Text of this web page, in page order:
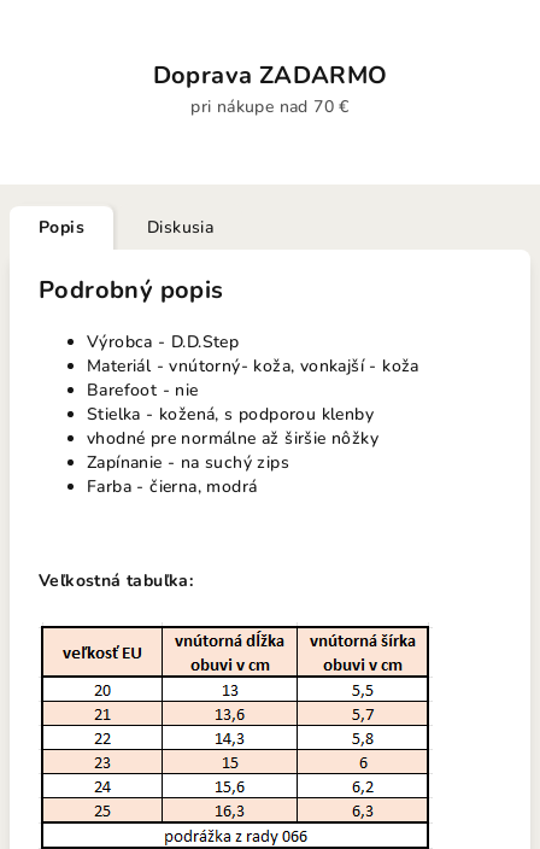
Doprava ZADARMO
pri nákupe nad 70 €
Popis Diskusia
Podrobný popis
Výrobca - D.D.Step
Materiál - vnútorný- koža, vonkajší - koža
Barefoot - nie
Stielka - kožená, s podporou klenby
vhodné pre normálne až širšie nôžky
Zapínanie - na suchý zips
Farba - čierna, modrá
Veľkostná tabuľka: